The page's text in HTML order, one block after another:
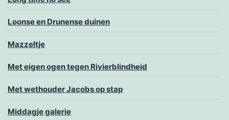
Loonse en Drunense duinen
Mazzeltje
Met eigen ogen tegen Rivierblindheid
Met wethouder Jacobs op stap
Middagje galerie